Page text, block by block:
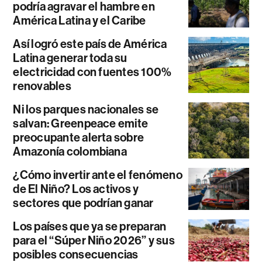
podría agravar el hambre en
América Latina y el Caribe
Así logró este país de América
Latina generar toda su
electricidad con fuentes 100%
renovables
Ni los parques nacionales se
salvan: Greenpeace emite
preocupante alerta sobre
Amazonía colombiana
¿Cómo invertir ante el fenómeno
de El Niño? Los activos y
sectores que podrían ganar
Los países que ya se preparan
para el “Súper Niño 2026” y sus
posibles consecuencias